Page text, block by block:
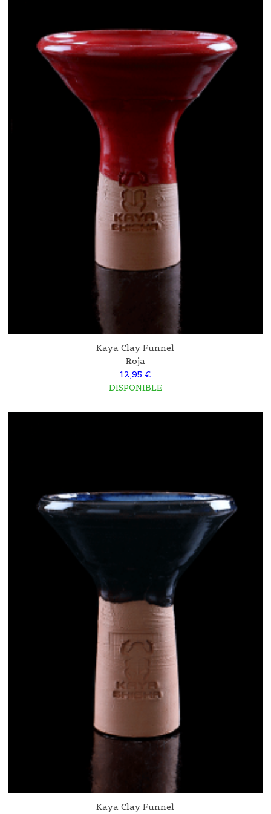
Kaya Clay Funnel
Roja
12,95 €
DISPONIBLE
Kaya Clay Funnel